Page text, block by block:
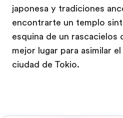
japonesa y tradiciones
encontrarte un templo
esquina de un rascacielos
mejor lugar para asimilar
ciudad de Tokio.